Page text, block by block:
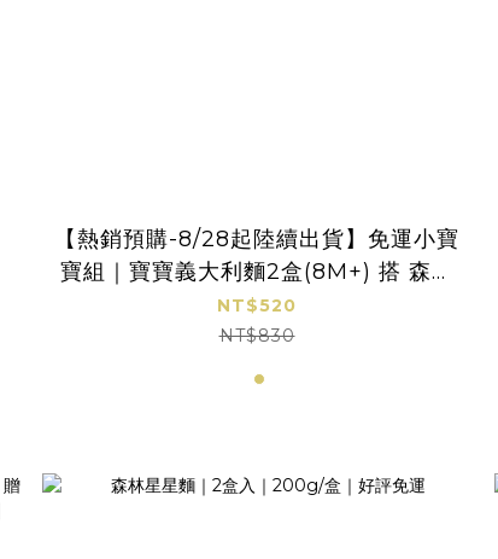
【熱銷預購-8/28起陸續出貨】免運小寶
寶組｜寶寶義大利麵2盒(8M+) 搭 森林
寶寶麵1盒(7M+) ｜無鹽｜蔬果麵
NT$520
NT$830